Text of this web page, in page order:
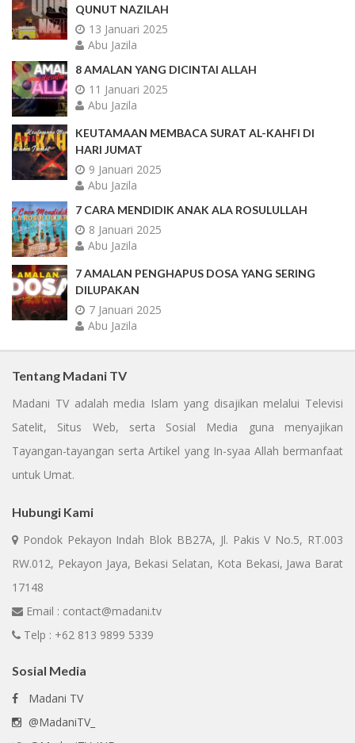
QUNUT NAZILAH
13 Januari 2025
Abu Jazila
8 AMALAN YANG DICINTAI ALLAH
11 Januari 2025
Abu Jazila
KEUTAMAAN MEMBACA SURAT AL-KAHFI DI
HARI JUMAT
9 Januari 2025
Abu Jazila
7 CARA MENDIDIK ANAK ALA ROSULULLAH
8 Januari 2025
Abu Jazila
7 AMALAN PENGHAPUS DOSA YANG SERING
DILUPAKAN
7 Januari 2025
Abu Jazila
Tentang Madani TV
Madani TV adalah media Islam yang disajikan melalui Televisi
Satelit, Situs Web, serta Sosial Media guna menyajikan
Tayangan-tayangan serta Artikel yang In-syaa Allah bermanfaat
untuk Umat.
Hubungi Kami
Pondok Pekayon Indah Blok BB27A, Jl. Pakis V No.5, RT.003
RW.012, Pekayon Jaya, Bekasi Selatan, Kota Bekasi, Jawa Barat
17148
Email : contact@madani.tv
Telp : +62 813 9899 5339
Sosial Media
Madani TV
@MadaniTV_